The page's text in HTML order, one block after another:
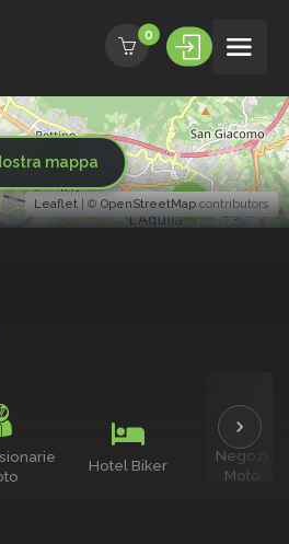
0
Hotel Biker
Negozi
Moto
4
5
Leaflet | © OpenStreetMapcontributors
mappa